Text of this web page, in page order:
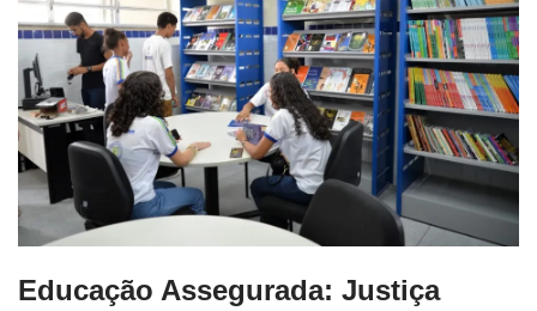
Educação Assegurada: Justiça